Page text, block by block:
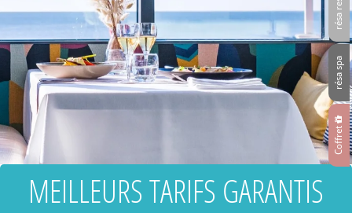
Coffret
résa spa
MEILLEURS TARIFS GARANTIS